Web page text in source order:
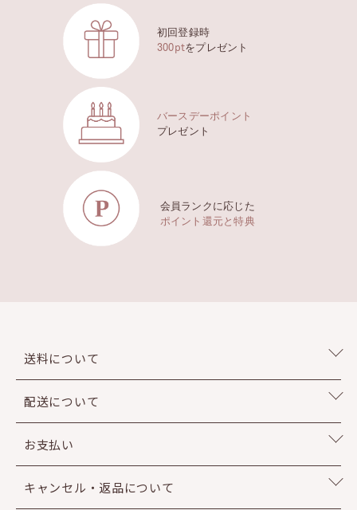
初回登録時
300ptをプレゼント
バースデーポイント
プレゼント
会員ランクに応じた
ポイント還元と特典
送料について
配送について
お支払い
キャンセル・返品について